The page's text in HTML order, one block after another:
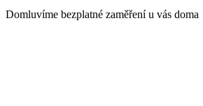
Domluvíme bezplatné zaměření u vás doma